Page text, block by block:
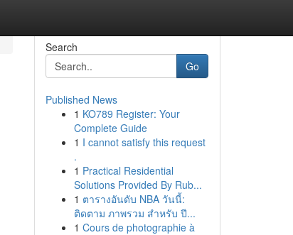
Search
Go
Published News
1 KO789 Register: Your
Complete Guide
1 I cannot satisfy this request
.
1 Practical Residential
Solutions Provided By Rub...
1 ตารางอันดับ NBA วันนี้:
ติดตาม ภาพรวม สำหรับ ปี...
1 Cours de photographie à